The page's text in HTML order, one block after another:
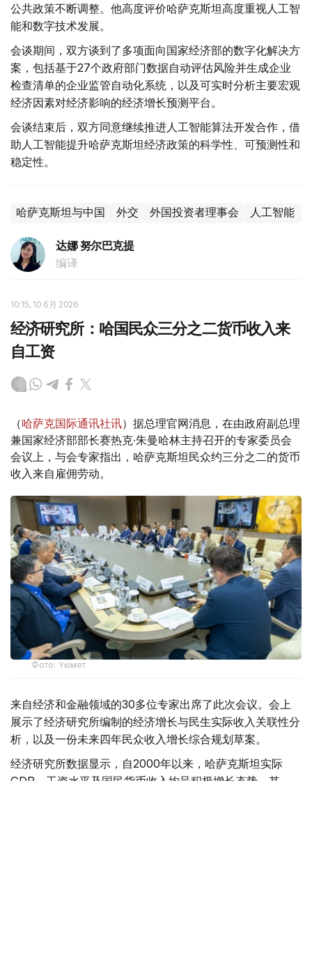
公共政策不断调整。他高度评价哈萨克斯坦高度重视人工智
能和数字技术发展。
会谈期间，双方谈到了多项面向国家经济部的数字化解决方
案，包括基于27个政府部门数据自动评估风险并生成企业
检查清单的企业监管自动化系统，以及可实时分析主要宏观
经济因素对经济影响的经济增长预测平台。
会谈结束后，双方同意继续推进人工智能算法开发合作，借
助人工智能提升哈萨克斯坦经济政策的科学性、可预测性和
稳定性。
哈萨克斯坦与中国 外交 外国投资者理事会 人工智能
达娜 努尔巴克提
编译
10:15, 10 6月 2026
经济研究所：哈国民众三分之二货币收入来
自工资
（哈萨克国际通讯社讯）据总理官网消息，在由政府副总理
兼国家经济部部长赛热克·朱曼哈林主持召开的专家委员会
会议上，与会专家指出，哈萨克斯坦民众约三分之二的货币
收入来自雇佣劳动。
Фото: Үкімет
来自经济和金融领域的30多位专家出席了此次会议。会上
展示了经济研究所编制的经济增长与民生实际收入关联性分
析，以及一份未来四年民众收入增长综合规划草案。
经济研究所数据显示，自2000年以来，哈萨克斯坦实际
GDP、工资水平及国民货币收入均呈积极增长态势。其